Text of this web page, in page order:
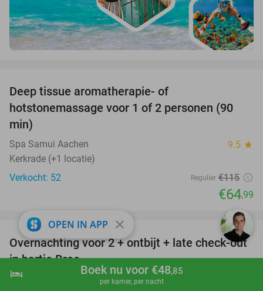
shopping_cart Boek nu
hotel Boek nu voor €48,85
per kamer, per nacht
Deep tissue aromatherapie- of
hotstonemassage voor 1 of 2 personen (90
min)
Spa Samui Aachen 9.5 star
Kerkrade (+1 locatie)
Verkocht: 52
Regulier €115
€64,99
41%
TODAY
favorite_border
Overnachting voor 2 + ontbijt + late check-out
in hartje Bree
Hotel Brasserie Ingredi
OPEN IN APP close